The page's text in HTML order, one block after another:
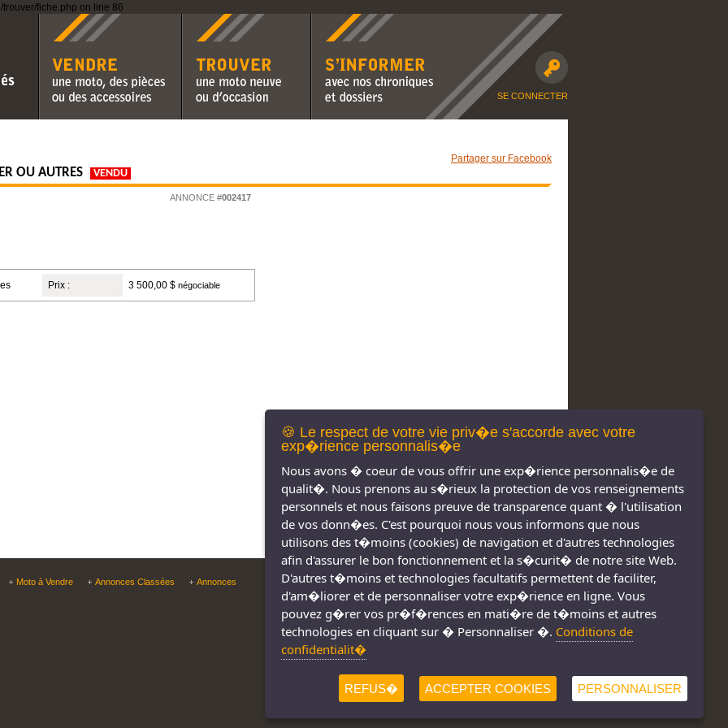
fiche.php on line 86
Vendre une moto, des pièces ou
des accessoires
Trouver une moto neuve ou
d'occasion
S'informer avec nos
chroniques moto et dossiers
SE CONNECTER
Partager sur Facebook
OU AUTRES VENDU
ANNONCE #002417
Prix : 3 500,00 $ négociable
Moto à Vendre Annonces Classées
Annonces
Copyright © Tous droits réservés 2011-
2026
Nous joindre
Conditions d'utilisation
Consignes de sécurité!
🍪 Le respect de votre vie priv�e s'accorde avec votre
exp�rience personnalis�e
Nous avons � coeur de vous offrir une exp�rience personnalis�e de
qualit�. Nous prenons au s�rieux la protection de vos renseignements
personnels et nous faisons preuve de transparence quant � l'utilisation
de vos donn�es. C'est pourquoi nous vous informons que nous
utilisons des t�moins (cookies) de navigation et d'autres technologies
afin d'assurer le bon fonctionnement et la s�curit� de notre site Web.
D'autres t�moins et technologies facultatifs permettent de faciliter,
d'am�liorer et de personnaliser votre exp�rience en ligne. Vous
pouvez g�rer vos pr�f�rences en mati�re de t�moins et autres
technologies en cliquant sur � Personnaliser �. Conditions de
confidentialit�
REFUS� ACCEPTER COOKIES PERSONNALISER